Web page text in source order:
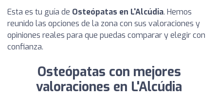
Esta es tu guía de Osteópatas en L'Alcúdia. Hemos
reunido las opciones de la zona con sus valoraciones y
opiniones reales para que puedas comparar y elegir con
confianza.
Osteópatas con mejores
valoraciones en L'Alcúdia